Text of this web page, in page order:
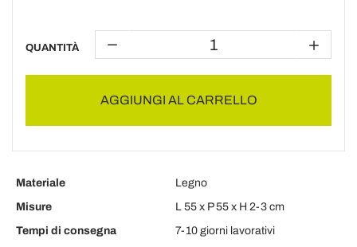
QUANTITÀ
AGGIUNGI AL CARRELLO
Materiale
Legno
Misure
L 55 x P 55 x H 2-3 cm
Tempi di consegna
7-10 giorni lavorativi